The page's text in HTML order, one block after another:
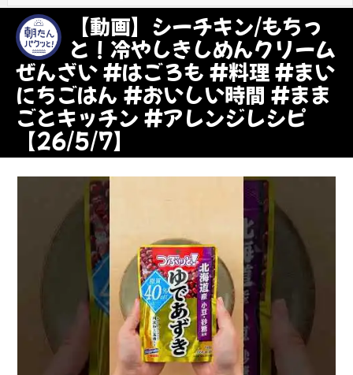
【動画】シーチキン/もちっ
と！冷やしきしめんクリーム
ぜんざい #はごろも #料理 #まい
にちごはん #おいしい時間 #まま
ごとキッチン #アレンジレシピ
【26/5/7】